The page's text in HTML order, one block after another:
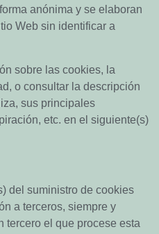
anónima y se elaboran
Web sin identificar a
sobre las cookies, la
o consultar la descripción
sus principales
etc. en el siguiente(s)
del suministro de cookies
a terceros, siempre y
tercero el que procese esta